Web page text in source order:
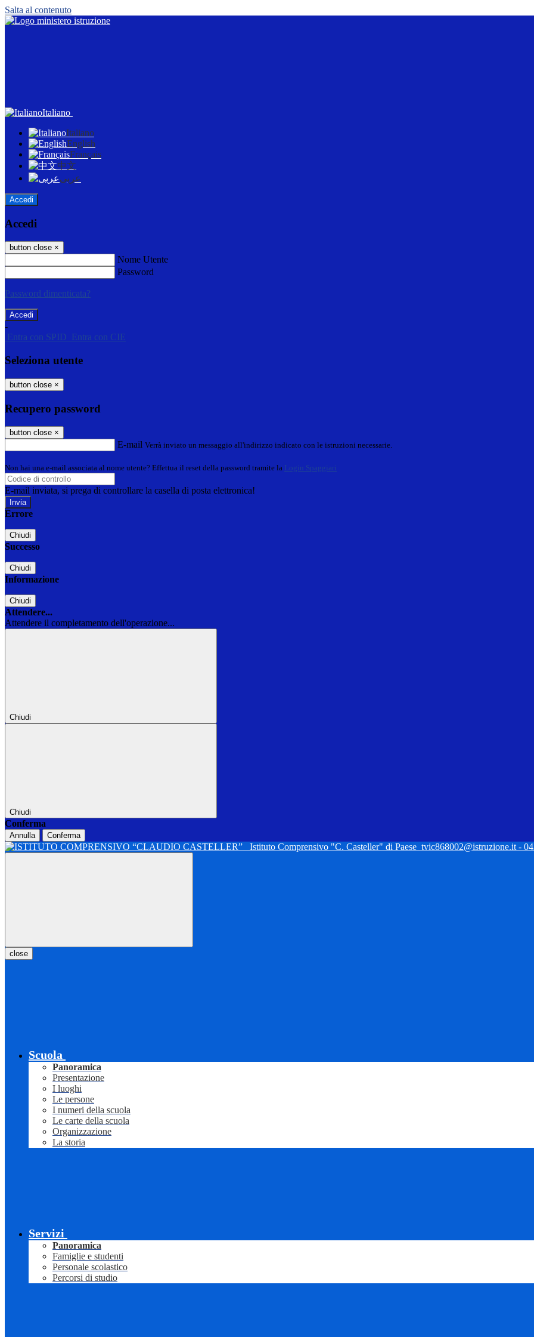
Salta al contenuto
Italiano
Italiano
English
Français
中文
عربى
Accedi
Accedi
button close ×
Nome Utente
Password
Password dimenticata?
-
Entra con SPID
Entra con CIE
Seleziona utente
button close ×
Recupero password
button close ×
E-mail Verrà inviato un messaggio all'indirizzo indicato con le istruzioni necessarie.
Non hai una e-mail associata al nome utente? Effettua il reset della password tramite la Login Spaggiari
E-mail inviata, si prega di controllare la casella di posta elettronica!
Errore
Chiudi
Successo
Chiudi
Informazione
Chiudi
Attendere...
Attendere il completamento dell'operazione...
Chiudi
Chiudi
Conferma
Annulla Conferma
Istituto Comprensivo "C. Casteller" di Paese tvic868002@istruzione.it -
close
Scuola
Panoramica
Presentazione
I luoghi
Le persone
I numeri della scuola
Le carte della scuola
Organizzazione
La storia
Servizi
Panoramica
Famiglie e studenti
Personale scolastico
Percorsi di studio